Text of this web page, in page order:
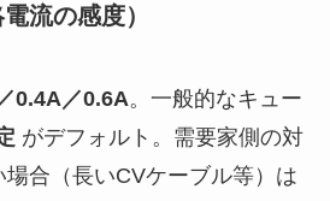
流の感度）
0.4A／0.6A。一般的なキュー
がデフォルト。需要家側の対
合（長いCVケーブル等）は